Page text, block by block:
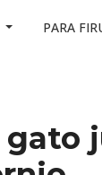
PARA
gato